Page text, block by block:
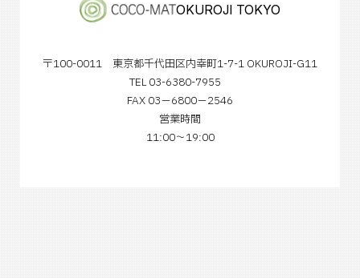
OKUROJI TOKYO
〒100-0011 東京都千代田区内幸町1-7-1 OKUROJI-G11
TEL 03-6380-7955
FAX 03−6800−2546
営業時間
11:00～19:00